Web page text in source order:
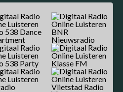
538 Dance
538 Party
BNR
Nieuwsradio
Klasse FM
Vlietstad Radio